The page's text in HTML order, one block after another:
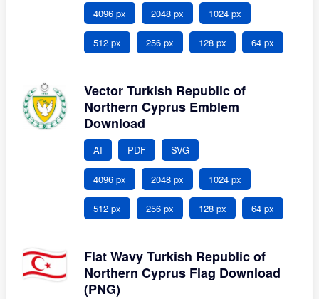
4096 px 2048 px 1024 px
512 px 256 px 128 px 64 px
Vector Turkish Republic of
Northern Cyprus Emblem
Download
AI PDF SVG
4096 px 2048 px 1024 px
512 px 256 px 128 px 64 px
Flat Wavy Turkish Republic of
Northern Cyprus Flag Download
(PNG)